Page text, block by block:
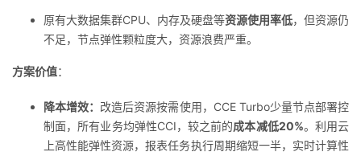
原有大数据集群CPU、内存及硬盘等资源使用率低，但资源仍
不足，节点弹性颗粒度大，资源浪费严重。
方案价值：
降本增效： 改造后资源按需使用，CCE Turbo少量节点部署控
制面，所有业务均弹性CCI，较之前的成本减低20%。利用云
上高性能弹性资源，报表任务执行周期缩短一半，实时计算性